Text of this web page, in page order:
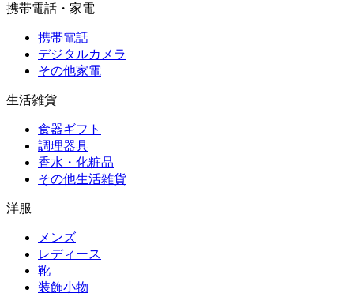
携帯電話・家電
携帯電話
デジタルカメラ
その他家電
生活雑貨
食器ギフト
調理器具
香水・化粧品
その他生活雑貨
洋服
メンズ
レディース
靴
装飾小物